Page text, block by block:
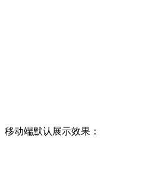
移动端默认展示效果：